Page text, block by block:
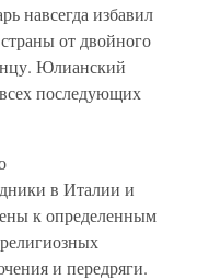
навсегда избавил
от двойного
Юлианский
последующих
в Италии и
к определенным
и передряги.